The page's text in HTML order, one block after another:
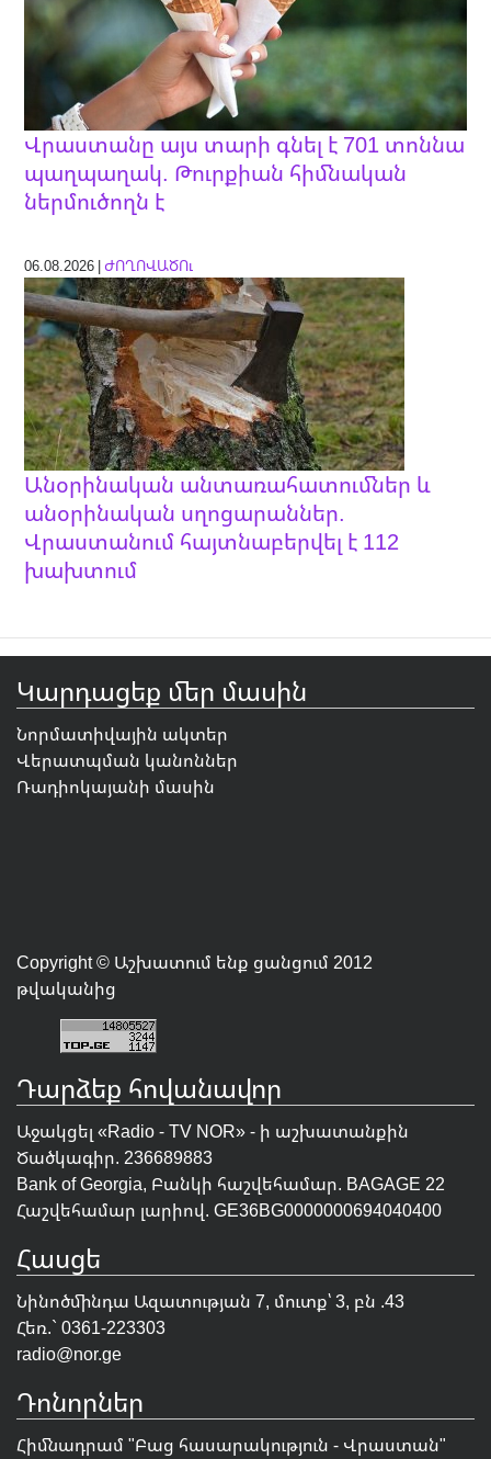
Վրաստանը այս տարի գնել է 701 տոննա
պաղպաղակ. Թուրքիան հիմնական
ներմուծողն է
06.08.2026 |ԺՈՂՈՎԱԾՈւ
Անօրինական անտառահատումներ և
անօրինական սղոցարաններ.
Վրաստանում հայտնաբերվել է 112
խախտում
Կարդացեք մեր մասին
Նորմատիվային ակտեր
Վերատպման կանոններ
Ռադիոկայանի մասին
Copyright © Աշխատում ենք ցանցում 2012
թվականից
Դարձեք հովանավոր
Աջակցել «Radio - TV NOR» - ի աշխատանքին
Ծածկագիր. 236689883
Bank of Georgia, Բանկի հաշվեհամար. BAGAGE 22
Հաշվեհամար լարիով. GE36BG0000000694040400
Հասցե
Նինոծմինդա Ազատության 7, մուտք՝ 3, բն .43
Հեռ.` 0361-223303
radio@nor.ge
Դոնորներ
Հիմնադրամ "Բաց հասարակություն - Վրաստան"